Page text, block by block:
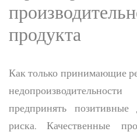
продукта
Как только принимающие
предпринять
риска. Качественные